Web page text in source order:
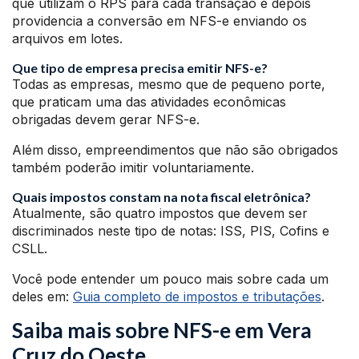
que utilizam o RPS para cada transação e depois
providencia a conversão em NFS-e enviando os
arquivos em lotes.
Que tipo de empresa precisa emitir NFS-e?
Todas as empresas, mesmo que de pequeno porte,
que praticam uma das atividades econômicas
obrigadas devem gerar NFS-e.
Além disso, empreendimentos que não são obrigados
também poderão imitir voluntariamente.
Quais impostos constam na nota fiscal eletrônica?
Atualmente, são quatro impostos que devem ser
discriminados neste tipo de notas: ISS, PIS, Cofins e
CSLL.
Você pode entender um pouco mais sobre cada um
deles em: Guia completo de impostos e tributações.
Saiba mais sobre NFS-e em Vera